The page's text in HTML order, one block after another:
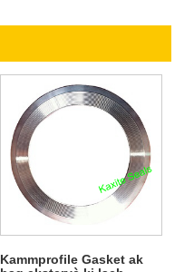
Kammprofile Gasket ak